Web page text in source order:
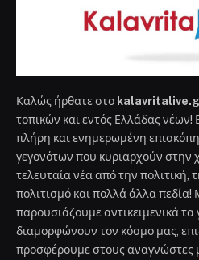
Καλώς ήρθατε στο
τοπικών και εντός Ελλάδας νέων!
πλήρη και ενημερωμένη
γεγονότων που κυριαρχούν
τελευταία νέα από την πολιτική,
πολιτισμό και πολλά άλλα πεδία!
παρουσιάζουμε αντικειμενικά τα
διαμορφώνουν τον κόσμο μας,
προσφέρουμε στους αναγνώστες